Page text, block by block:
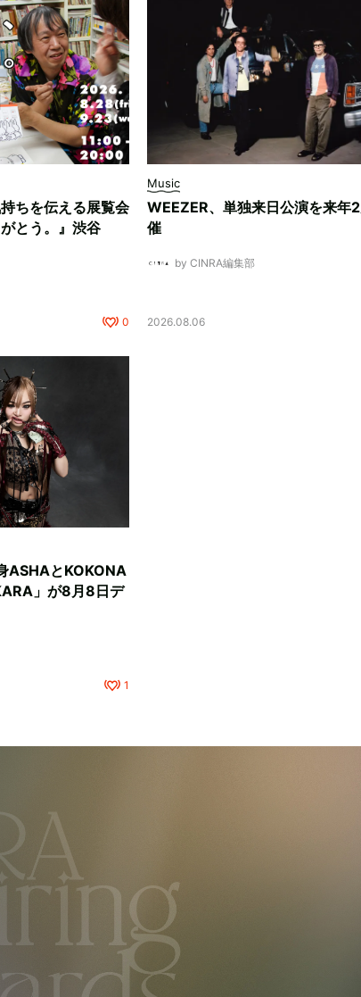
ちを伝える展覧会
とう。』渋谷
0
Music
WEEZER、単独来日公演を来年
催
by CINRA編集部
2026.08.06
ASHAとKOKONA
」が8月8日デ
1